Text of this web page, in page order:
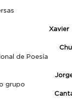
Xavier
de Poesía
grupo